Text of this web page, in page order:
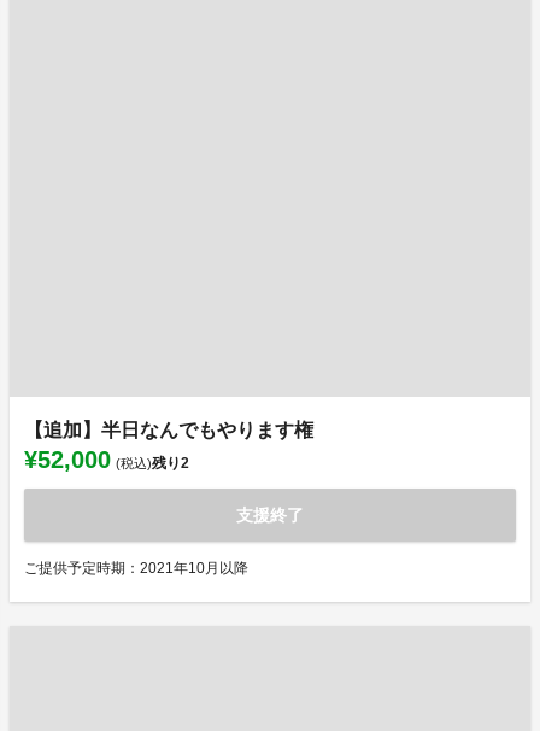
【追加】半日なんでもやります権
¥52,000 (税込)残り2
支援終了
ご提供予定時期：2021年10月以降